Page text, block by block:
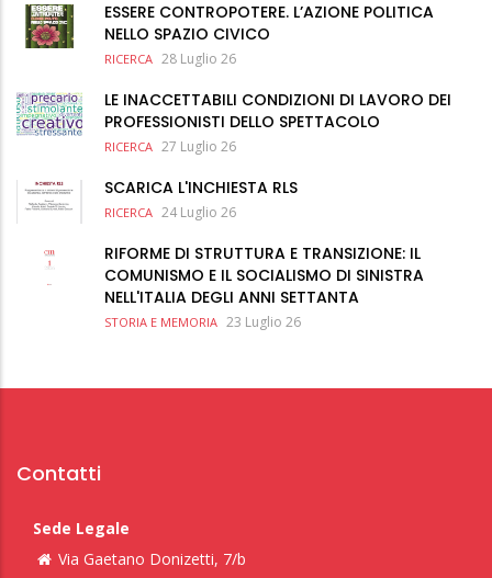
ESSERE CONTROPOTERE. L’AZIONE POLITICA
NELLO SPAZIO CIVICO
RICERCA 28 Luglio 26
LE INACCETTABILI CONDIZIONI DI LAVORO DEI
PROFESSIONISTI DELLO SPETTACOLO
RICERCA 27 Luglio 26
SCARICA L'INCHIESTA RLS
RICERCA 24 Luglio 26
RIFORME DI STRUTTURA E TRANSIZIONE: IL
COMUNISMO E IL SOCIALISMO DI SINISTRA
NELL'ITALIA DEGLI ANNI SETTANTA
STORIA E MEMORIA 23 Luglio 26
Contatti
Sede Legale
Via Gaetano Donizetti, 7/b